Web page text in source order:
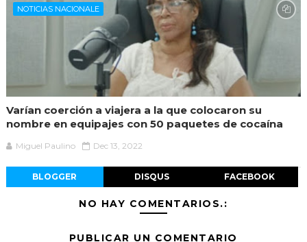
NOTICIAS NACIONALE
Varían coerción a viajera a la que colocaron su
nombre en equipajes con 50 paquetes de cocaína
Miguel Paulino Dec 13, 2022
BLOGGER DISQUS FACEBOOK
NO HAY COMENTARIOS.:
PUBLICAR UN COMENTARIO